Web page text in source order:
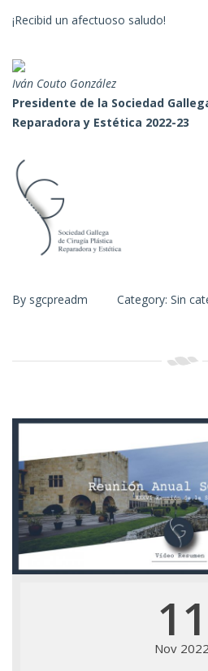
¡Recibid un afectuoso saludo!
Iván Couto González
Presidente de la Sociedad
Reparadora y Estética 2022-23
By sgcpreadm Category: Sin
11
Nov 2022